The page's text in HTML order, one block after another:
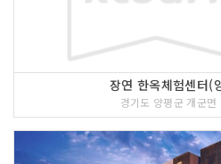
장연 한옥체험센터(
경기도 양평군 개군